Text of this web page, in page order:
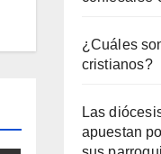
¿Cuáles
cristianos?
Las
apuestan